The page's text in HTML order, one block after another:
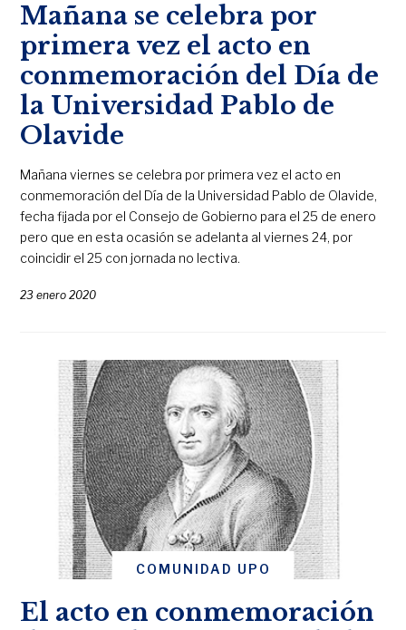
Mañana se celebra por
primera vez el acto en
conmemoración del Día de
la Universidad Pablo de
Olavide
Mañana viernes se celebra por primera vez el acto en
conmemoración del Día de la Universidad Pablo de Olavide,
fecha fijada por el Consejo de Gobierno para el 25 de enero
pero que en esta ocasión se adelanta al viernes 24, por
coincidir el 25 con jornada no lectiva.
23 enero 2020
COMUNIDAD UPO
El acto en conmemoración